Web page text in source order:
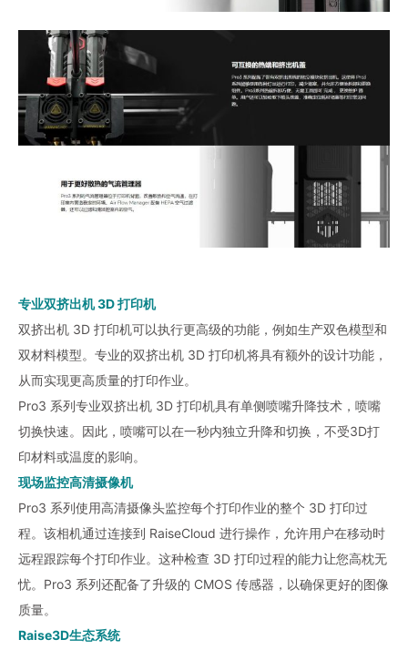
专业双挤出机 3D 打印机
双挤出机 3D 打印机可以执行更高级的功能，例如生产双色模型和
双材料模型。专业的双挤出机 3D 打印机将具有额外的设计功能，
从而实现更高质量的打印作业。
Pro3 系列专业双挤出机 3D 打印机具有单侧喷嘴升降技术，喷嘴
切换快速。因此，喷嘴可以在一秒内独立升降和切换，不受3D打
印材料或温度的影响。
现场监控高清摄像机
Pro3 系列使用高清摄像头监控每个打印作业的整个 3D 打印过
程。该相机通过连接到 RaiseCloud 进行操作，允许用户在移动时
远程跟踪每个打印作业。这种检查 3D 打印过程的能力让您高枕无
忧。Pro3 系列还配备了升级的 CMOS 传感器，以确保更好的图像
质量。
Raise3D生态系统